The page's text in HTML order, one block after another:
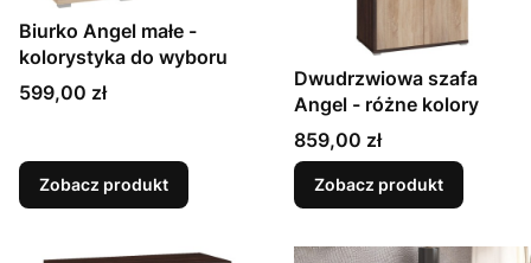
Biurko Angel małe -
kolorystyka do wyboru
Cena
599,00 zł
Zobacz produkt
Dwudrzwiowa szafa
Angel - różne kolory
Cena
859,00 zł
Zobacz produkt